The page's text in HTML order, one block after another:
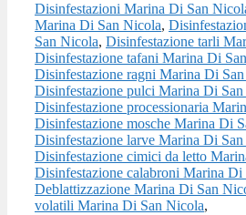
Disinfestazioni Marina Di San
Marina Di San Nicola,
San Nicola, Disinfestazione tarli
Disinfestazione tafani Marina Di
Disinfestazione ragni Marina Di
Disinfestazione pulci Marina Di
Disinfestazione processionaria
Disinfestazione mosche Marina Di
Disinfestazione larve Marina Di
Disinfestazione cimici da letto
Disinfestazione calabroni Marina Di
Deblattizzazione Marina Di San
volatili Marina Di San Nicola,